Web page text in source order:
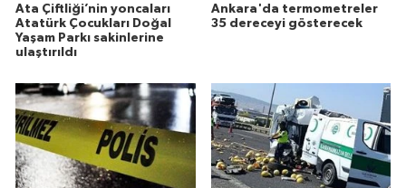
Ata Çiftliği’nin yoncaları
Atatürk Çocukları Doğal
Yaşam Parkı sakinlerine
ulaştırıldı
Ankara'da termometreler
35 dereceyi gösterecek